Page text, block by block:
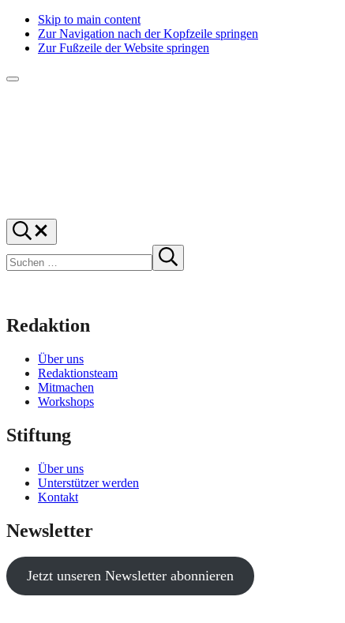
Skip to main content
Zur Navigation nach der Kopfzeile springen
Zur Fußzeile der Website springen
Menü
f1rstlife
Und
was
denkst
du?
Suchen
…
Suche
starten
Redaktion
Über uns
Redaktionsteam
Mitmachen
Workshops
Stiftung
Über uns
Unterstützer werden
Kontakt
Newsletter
Jetzt unseren Newsletter abonnieren